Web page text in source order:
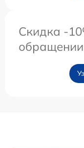
Скидка -
обращении